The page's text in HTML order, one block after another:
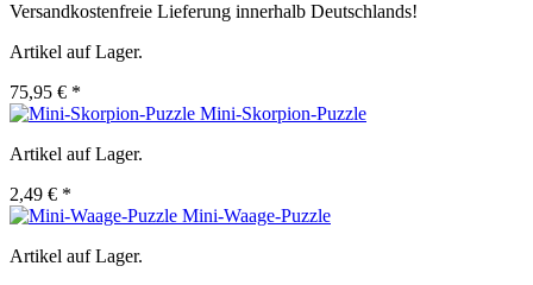
Versandkostenfreie Lieferung innerhalb Deutschlands!
Artikel auf Lager.
75,95 € *
Mini-Skorpion-Puzzle
Artikel auf Lager.
2,49 € *
Mini-Waage-Puzzle
Artikel auf Lager.